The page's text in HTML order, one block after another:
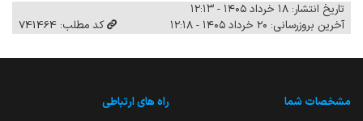
تاریخ انتشار: ۱۸ خرداد ۱۴۰۵ - ۱۲:۱۳
آخرین بروزرسانی: ۲۰ خرداد ۱۴۰۵ - ۱۲:۱۸
کد مطلب: 741464
مشخصات شما راه های ارتباطی